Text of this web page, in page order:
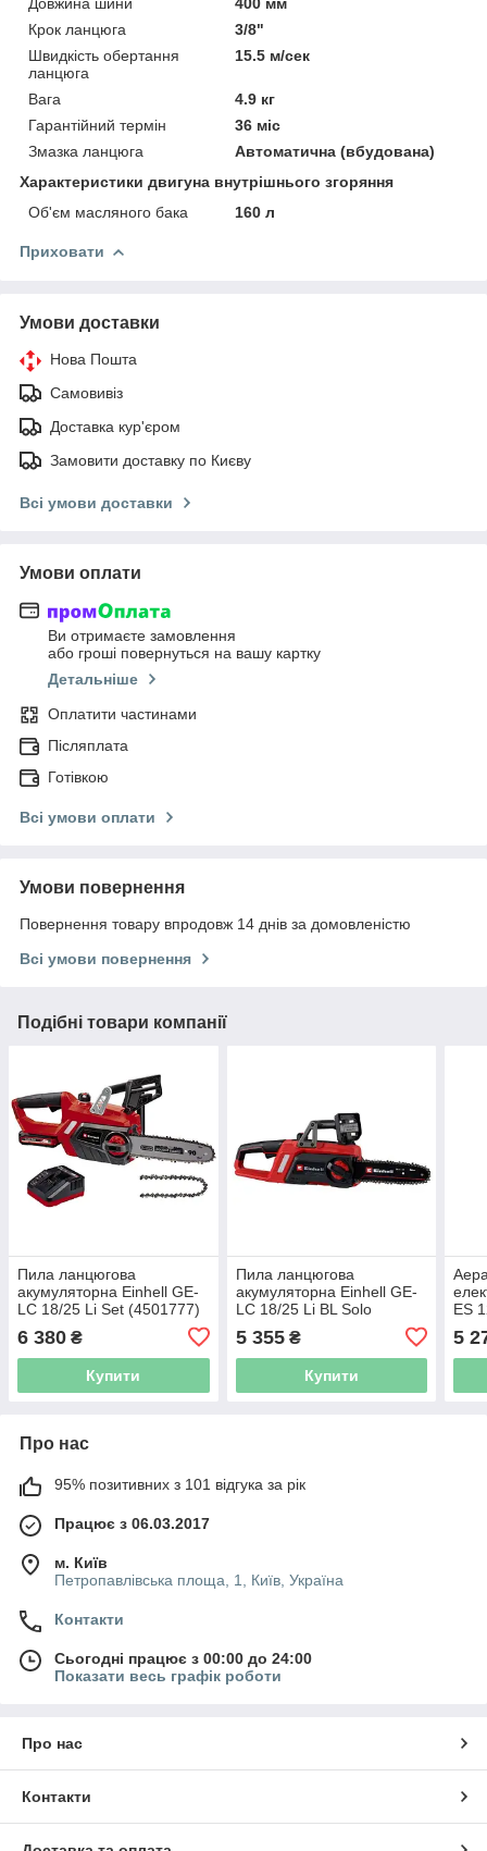
Крок ланцюга
3/8"
Швидкість обертання
ланцюга
15.5 м/сек
Вага
4.9 кг
Гарантійний термін
36 міс
Змазка ланцюга
Автоматична (вбудована)
Характеристики двигуна внутрішнього згоряння
Об'єм масляного бака
160 л
Приховати
Умови доставки
Нова Пошта
Самовивіз
Доставка кур'єром
Замовити доставку по Києву
Всі умови доставки
Умови оплати
Ви отримаєте замовлення
або гроші повернуться на вашу картку
Детальніше
Оплатити частинами
Післяплата
Готівкою
Всі умови оплати
Умови повернення
Повернення товару впродовж 14 днів за домовленістю
Всі умови повернення
Подібні товари компанії
Пила ланцюгова
акумуляторна Einhell GE-
LC 18/25 Li Set (4501777)
6 380 ₴
Купити
Пила ланцюгова
акумуляторна Einhell GE-
LC 18/25 Li BL Solo
5 355₴
Купити
ES
5
Про нас
95% позитивних з 101 відгука за рік
Працює з 06.03.2017
м. Київ
Петропавлівська площа, 1, Київ, Україна
Контакти
Сьогодні працює з 00:00 до 24:00
Показати весь графік роботи
Про нас
Контакти